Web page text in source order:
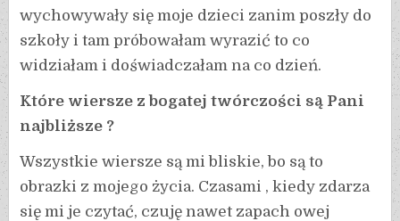
wychowywały się moje dzieci zanim poszły do
szkoły i tam próbowałam wyrazić to co
widziałam i doświadczałam na co dzień.
Które wiersze z bogatej twórczości są Pani
najbliższe ?
Wszystkie wiersze są mi bliskie, bo są to
obrazki z mojego życia. Czasami , kiedy zdarza
się mi je czytać, czuję nawet zapach owej